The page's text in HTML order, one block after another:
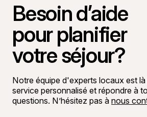
Besoin d’aide
pour planifier
votre séjour?
Notre équipe d'experts locaux est
service personnalisé et répondre à
questions. N’hésitez pas à nous